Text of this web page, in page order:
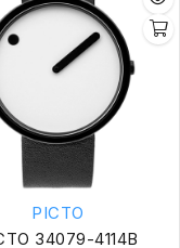
PICTO
34079-4114B